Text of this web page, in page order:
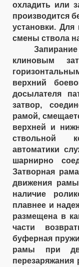
охладить или
производится
установки. Для
смены ствола
Запирание
клиновым
верхний
досылателя
затвор,
рамой,
верхней и
ствольной
автоматики
шарнирно
Затворная
движения
наличие
плавнее и
размещена в
части
буферная
рамы при